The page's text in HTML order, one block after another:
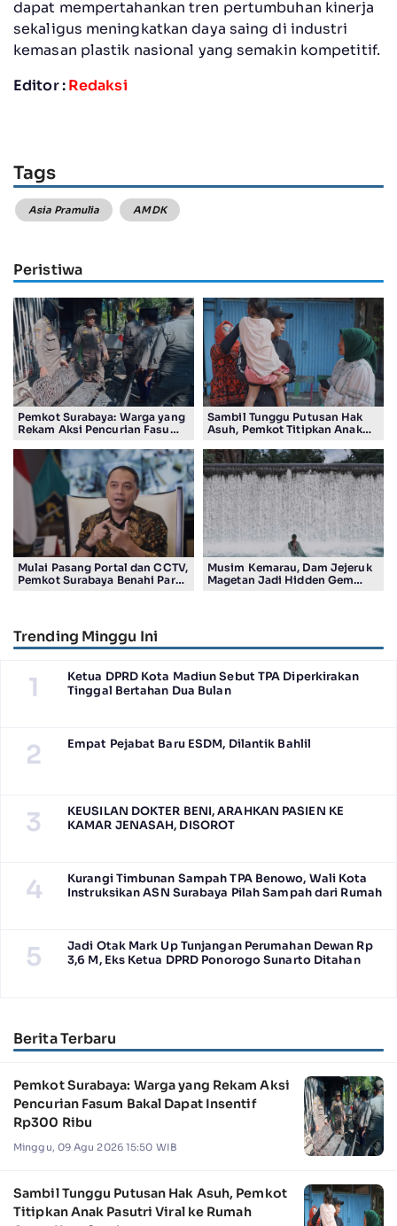
dapat mempertahankan tren pertumbuhan kinerja
sekaligus meningkatkan daya saing di industri
kemasan plastik nasional yang semakin kompetitif.
Editor :Redaksi
Tags
Asia Pramulia AMDK
Peristiwa
Pemkot Surabaya: Warga yang
Rekam Aksi Pencurian Fasum
Ribu
Sambil Tunggu Putusan Hak
Asuh, Pemkot Titipkan Anak
Aman Kota Surabaya
Mulai Pasang Portal dan CCTV,
Pemkot Surabaya Benahi Parkir
Musim Kemarau, Dam Jejeruk
Magetan Jadi Hidden Gem
Trending Minggu Ini
1
Ketua DPRD Kota Madiun Sebut TPA Diperkirakan
Tinggal Bertahan Dua Bulan
2 Empat Pejabat Baru ESDM, Dilantik Bahlil
3
KEUSILAN DOKTER BENI, ARAHKAN PASIEN KE
KAMAR JENASAH, DISOROT
4
Kurangi Timbunan Sampah TPA Benowo, Wali Kota
Instruksikan ASN Surabaya Pilah Sampah dari Rumah
5
Jadi Otak Mark Up Tunjangan Perumahan Dewan Rp
3,6 M, Eks Ketua DPRD Ponorogo Sunarto Ditahan
Berita Terbaru
Pemkot Surabaya: Warga yang Rekam Aksi
Pencurian Fasum Bakal Dapat Insentif
Rp300 Ribu
Minggu, 09 Agu 2026 15:50 WIB
Sambil Tunggu Putusan Hak Asuh, Pemkot
Titipkan Anak Pasutri Viral ke Rumah